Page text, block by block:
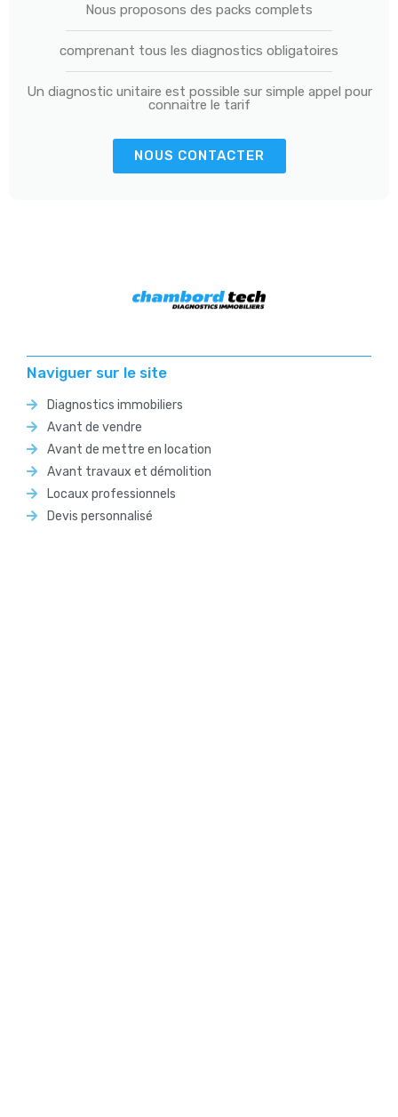
Nous proposons des packs complets
comprenant tous les diagnostics obligatoires
Un diagnostic unitaire est possible sur simple appel pour
connaitre le tarif
NOUS CONTACTER
Naviguer sur le site
Diagnostics immobiliers
Avant de vendre
Avant de mettre en location
Avant travaux et démolition
Locaux professionnels
Devis personnalisé